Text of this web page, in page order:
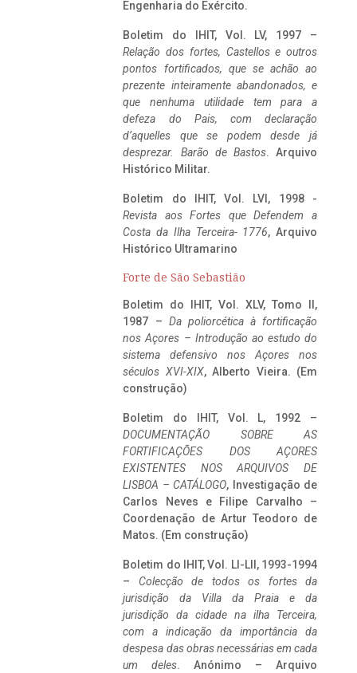
Engenharia do Exército.
Boletim do IHIT, Vol. LV, 1997 –
Relação dos fortes, Castellos e outros
pontos fortificados, que se achão ao
prezente inteiramente abandonados, e
que nenhuma utilidade tem para a
defeza do Pais, com declaração
d’aquelles que se podem desde já
desprezar. Barão de Bastos. Arquivo
Histórico Militar.
Boletim do IHIT, Vol. LVI, 1998 -
Revista aos Fortes que Defendem a
Costa da Ilha Terceira- 1776, Arquivo
Histórico Ultramarino
Forte de São Sebastião
Boletim do IHIT, Vol. XLV, Tomo II,
1987 – Da poliorcética à fortificação
nos Açores – Introdução ao estudo do
sistema defensivo nos Açores nos
séculos XVI-XIX, Alberto Vieira. (Em
construção)
Boletim do IHIT, Vol. L, 1992 –
DOCUMENTAÇÃO SOBRE AS
FORTIFICAÇÕES DOS AÇORES
EXISTENTES NOS ARQUIVOS DE
LISBOA – CATÁLOGO, Investigação de
Carlos Neves e Filipe Carvalho –
Coordenação de Artur Teodoro de
Matos. (Em construção)
Boletim do IHIT, Vol. LI-LII, 1993-1994
– Colecção de todos os fortes da
jurisdição da Villa da Praia e da
jurisdição da cidade na ilha Terceira,
com a indicação da importância da
despesa das obras necessárias em cada
um deles. Anónimo – Arquivo